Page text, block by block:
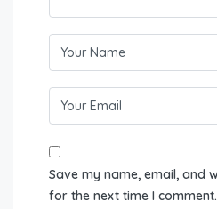
Save my name, email, and
for the next time I comment.